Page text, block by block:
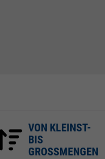
VON KLEINST-
BIS
GROSSMENGEN